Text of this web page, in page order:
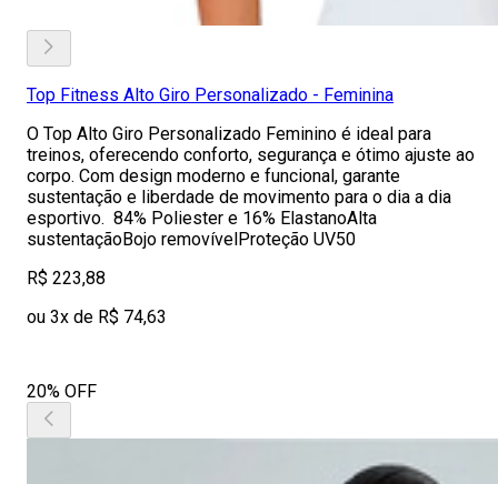
Top Fitness Alto Giro Personalizado - Feminina
O Top Alto Giro Personalizado Feminino é ideal para
treinos, oferecendo conforto, segurança e ótimo ajuste ao
corpo. Com design moderno e funcional, garante
sustentação e liberdade de movimento para o dia a dia
esportivo. 84% Poliester e 16% ElastanoAlta
sustentaçãoBojo removívelProteção UV50
R$ 223,88
ou 3x de R$ 74,63
20% OFF